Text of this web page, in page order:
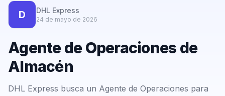
Calculadora Freelance
D DHL Express
24 de mayo de 2026
Agente de Operaciones de
Almacén
DHL Express busca un Agente de Operaciones para